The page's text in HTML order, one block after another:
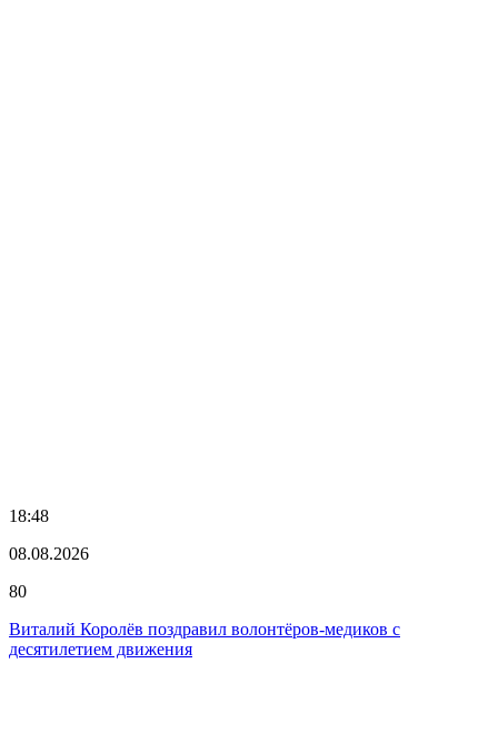
18:48
08.08.2026
80
Виталий Королёв поздравил волонтёров-медиков с
десятилетием движения